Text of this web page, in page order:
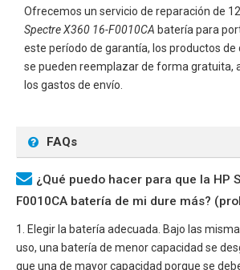
Ofrecemos un servicio de reparación de
Spectre X360 16-F0010CA batería para
este período de garantía, los productos de
se pueden reemplazar de forma gratuita,
los gastos de envío.
FAQs
¿Qué puedo hacer para que la HP
F0010CA batería de mi dure más?
1. Elegir la batería adecuada. Bajo las
uso, una batería de menor capacidad se
que una de mayor capacidad porque se